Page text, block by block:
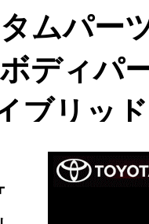
ムパー
ディパ
ブリッ
ィンドゥ